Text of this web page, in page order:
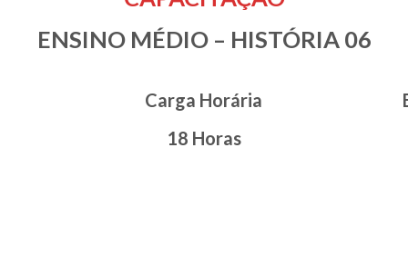
ENSINO MÉDIO – HISTÓRIA 06
Carga Horária
18 Horas